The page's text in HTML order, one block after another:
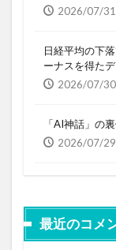
2026/07/31
日経平均の下
ーナスを得た
2026/07/30
「AI神話」の
2026/07/29
最近のコメ